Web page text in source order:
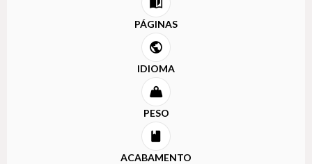
PÁGINAS
IDIOMA
PESO
ACABAMENTO